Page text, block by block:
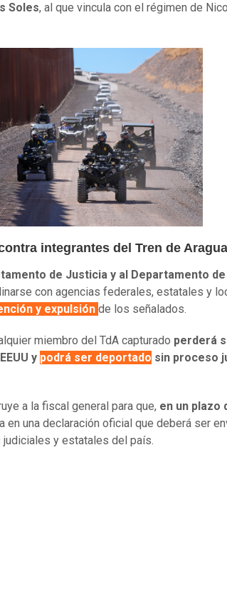
Soles, al que vincula con el régimen de
integrantes del Tren de Aragua
de Justicia y al Departamento de
con agencias federales, estatales y
y expulsión de los señalados.
miembro del TdA capturado perderá
y podrá ser deportado sin proceso
a la fiscal general para que, en un plazo
una declaración oficial que deberá ser
y estatales del país.